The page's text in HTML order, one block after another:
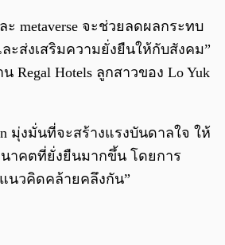
ะ metaverse จะช่วยลดผลกระทบ
ะส่งเสริมความยั่งยืนให้กับสังคม”
Regal Hotels ลูกสาวของ Lo Yuk
มุ่งมั่นที่จะสร้างแรงบันดาลใจ ให้
าคตที่ยั่งยืนมากขึ้น โดยการ
นวคิดคล้ายคลึงกัน”